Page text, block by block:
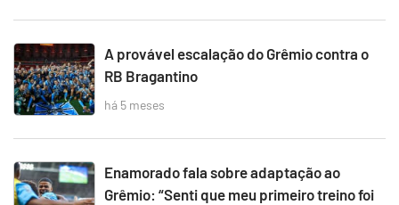
A provável escalação do Grêmio contra o
RB Bragantino
há 5 meses
Enamorado fala sobre adaptação ao
Grêmio: “Senti que meu primeiro treino foi